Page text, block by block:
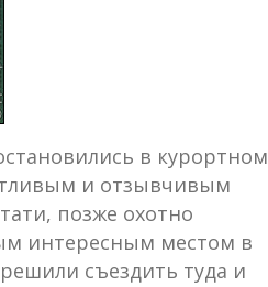
в курортном
и отзывчивым
позже охотно
интересным местом в
съездить туда и